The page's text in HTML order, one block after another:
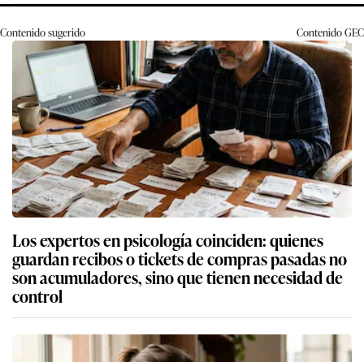
Contenido sugerido ContenidoGEC
Los expertos en psicología coinciden: quienes
guardan recibos o tickets de compras pasadas no
son acumuladores, sino que tienen necesidad de
control